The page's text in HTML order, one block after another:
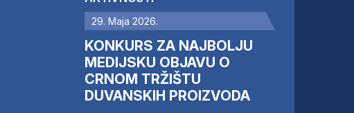
29. Maja 2026.
KONKURS ZA NAJBOLJU
MEDIJSKU OBJAVU O
CRNOM TRŽIŠTU
DUVANSKIH PROIZVODA